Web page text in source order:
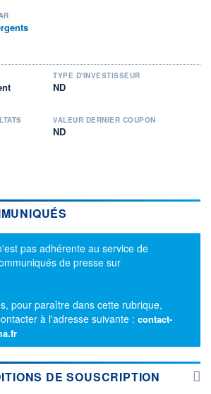
TYPE D'INVESTISSEUR
ND
VALEUR DERNIER COUPON
ND
pas adhérente au service de
de presse sur
pour paraître dans cette rubrique,
à l'adresse suivante : contact-
DE SOUSCRIPTION